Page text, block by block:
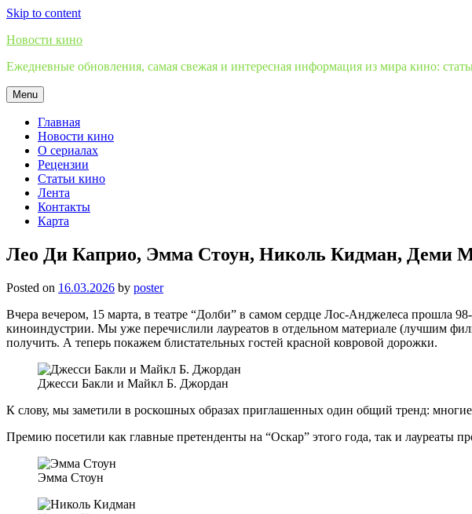
Skip to content
Новости кино
Ежедневные обновления, самая свежая и интересная информация из мира кино:
Menu
Главная
Новости кино
О сериалах
Рецензии
Статьи кино
Лента
Контакты
Карта
Лео Ди Каприо, Эмма Стоун, Николь Кидман, Деми
Posted on 16.03.2026 by poster
Вчера вечером, 15 марта, в театре “Долби” в самом сердце Лос-Анджелеса прошла
киноиндустрии. Мы уже перечислили лауреатов в отдельном материале (лучшим
получить. А теперь покажем блистательных гостей красной ковровой дорожки.
Джесси Бакли и Майкл Б. Джордан
К слову, мы заметили в роскошных образах приглашенных один общий тренд:
Премию посетили как главные претенденты на “Оскар” этого года, так и
Эмма Стоун